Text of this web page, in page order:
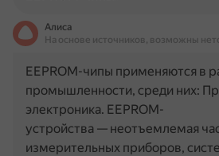
Алиса
На основе источников, возможны
EEPROM-чипы применяются в
промышленности, среди них:
электроника. EEPROM-
устройства — неотъемлемая
измерительных приборов,